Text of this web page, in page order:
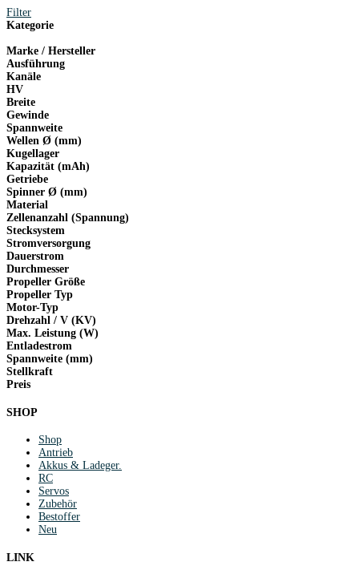
Filter
Kategorie
Marke / Hersteller
Ausführung
Kanäle
HV
Breite
Gewinde
Spannweite
Wellen Ø (mm)
Kugellager
Kapazität (mAh)
Getriebe
Spinner Ø (mm)
Material
Zellenanzahl (Spannung)
Stecksystem
Stromversorgung
Dauerstrom
Durchmesser
Propeller Größe
Propeller Typ
Motor-Typ
Drehzahl / V (KV)
Max. Leistung (W)
Entladestrom
Spannweite (mm)
Stellkraft
Preis
SHOP
Shop
Antrieb
Akkus & Ladeger.
RC
Servos
Zubehör
Bestoffer
Neu
LINK